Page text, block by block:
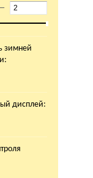
зимней
дисплей: